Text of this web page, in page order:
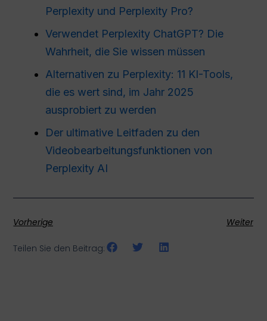
Perplexity und Perplexity Pro?
Verwendet Perplexity ChatGPT? Die
Wahrheit, die Sie wissen müssen
Alternativen zu Perplexity: 11 KI-Tools,
die es wert sind, im Jahr 2025
ausprobiert zu werden
Der ultimative Leitfaden zu den
Videobearbeitungsfunktionen von
Perplexity AI
Vorherige Weiter
Teilen Sie den Beitrag: